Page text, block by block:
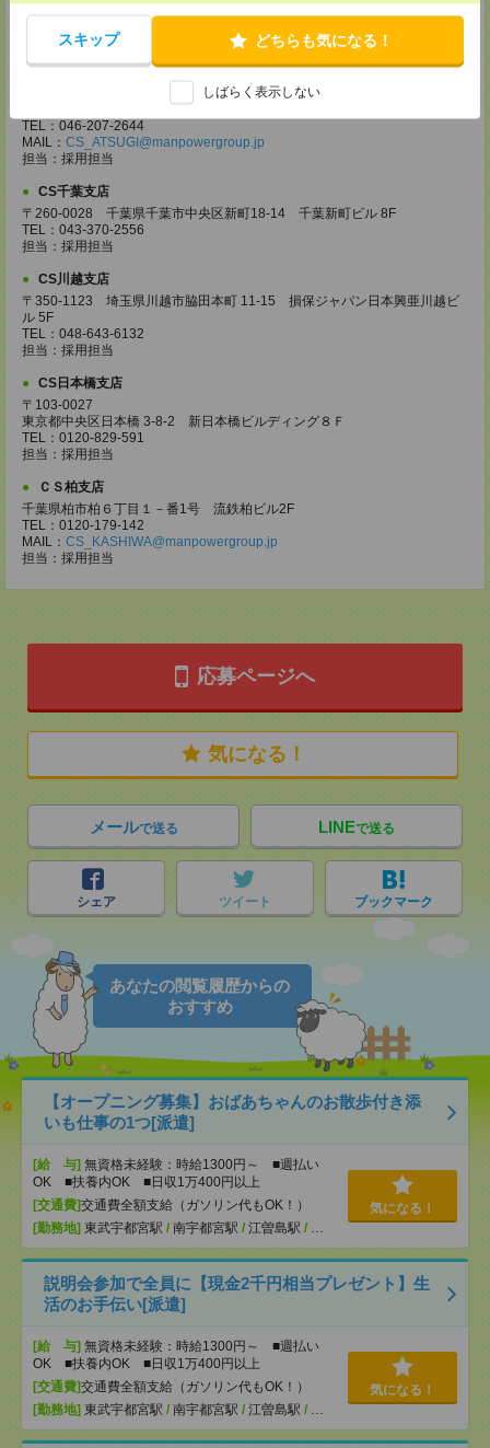
スキップ どちらも気になる！
しばらく表示しない
〒321-0953 栃木県宇都宮市東宿郷3-2-18 高知穂ビル2Ｆ
TEL：0120-923-962
MAIL：CS_UTSUNOMIYA@manpowergroup.jp
TEL：046-207-2644
MAIL： CS_ATSUGI@manpowergroup.jp
担当：採用担当
CS千葉支店
〒260-0028 千葉県千葉市中央区新町18-14 千葉新町ビル 8F
TEL：043-370-2556
担当：採用担当
CS川越支店
〒350-1123 埼玉県川越市脇田本町 11-15 損保ジャパン日本興亜川越ビ
ル 5F
TEL：048-643-6132
担当：採用担当
CS日本橋支店
〒103-0027
東京都中央区日本橋 3-8-2 新日本橋ビルディング８Ｆ
TEL：0120-829-591
担当：採用担当
ＣＳ柏支店
千葉県柏市柏６丁目１－番1号 流鉄柏ビル2F
TEL：0120-179-142
MAIL： CS_KASHIWA@manpowergroup.jp
担当：採用担当
応募ページへ
気になる！
メールで送る LINEで送る
シェア ツイート ブックマーク
あなたの閲覧履歴からの
おすすめ
【オープニング募集】おばあちゃんのお散歩付き添
いも仕事の1つ[派遣]
[給 与] 無資格未経験：時給1300円～ ■週払い
OK ■扶養内OK ■日収1万400円以上
[交通費]交通費全額支給（ガソリン代もOK！）
[勤務地] 東武宇都宮駅 / 南宇都宮駅 / 江曽島駅 / …
気になる！
説明会参加で全員に【現金2千円相当プレゼント】生
活のお手伝い[派遣]
[給 与] 無資格未経験：時給1300円～ ■週払い
OK ■扶養内OK ■日収1万400円以上
[交通費]交通費全額支給（ガソリン代もOK！）
[勤務地] 東武宇都宮駅 / 南宇都宮駅 / 江曽島駅 / …
気になる！